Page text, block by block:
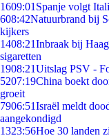
1609:01 Spanje volgt
608:42Natuurbrand bij
kijkers
1408:21Inbraak bij
sigaretten
1908:21Uitslag PSV -
5207:19China boekt
groeit
7906:51Israël meldt
aangekondigd
1323:56Hoe 30 landen